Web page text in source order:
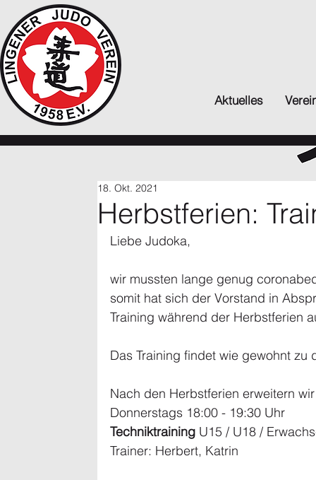
Aktuelles
Herbstferien:
18. Okt. 2021
Liebe Judoka,
wir mussten lange genug
somit hat sich der Vorstand in
Training während der Herbstferien
Das Training findet wie gewohnt zu
Nach den Herbstferien erweitern
Donnerstags 18:00 - 19:30 Uhr
Techniktraining U15 / U18 /
Trainer: Herbert, Katrin